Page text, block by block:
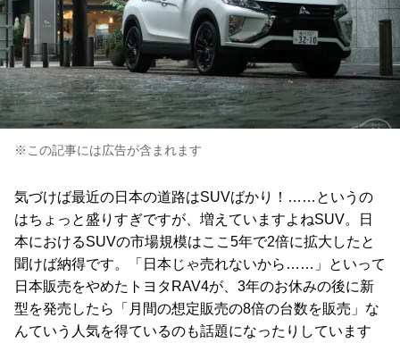
※この記事には広告が含まれます
気づけば最近の日本の道路はSUVばかり！ …… というの
はちょっと盛りすぎですが、増えていますよねSUV。日
本におけるSUVの市場規模はここ 5年で2倍に拡大したと
聞けば納得です。「日本じゃ売れないから …… 」といって
日本販売をやめたトヨタ RAV4が、 3年のお休みの後に新
型を発売したら「月間の想定販売の8倍の台数を販売」な
んていう人気を得ているのも話題になったりしています